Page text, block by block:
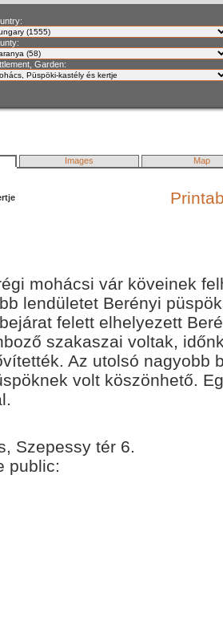
Garden:
Images Map
mohácsi vár köveinek
lendületet Berényi
felett elhelyezett
szakaszai voltak,
Az utolsó nagyobb
volt köszönhető.
Szepessy tér 6.
public: